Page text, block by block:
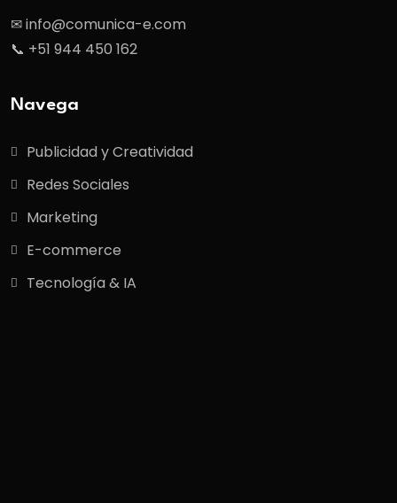
✉ info@comunica-e.com
📞 +51 944 450 162
Navega
Publicidad y Creatividad
Redes Sociales
Marketing
E-commerce
Tecnología & IA